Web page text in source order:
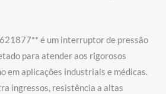
621877** é um interruptor de pressão
para atender aos rigorosos
em aplicações industriais e médicas.
ingressos, resistência a altas